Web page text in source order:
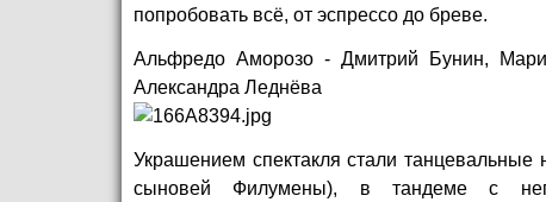
попробовать всё, от эспрессо до бреве.
Альфредо Аморозо - Дмитрий Бунин,
Александра Леднёва
Украшением спектакля стали
сыновей Филумены), в тандеме с